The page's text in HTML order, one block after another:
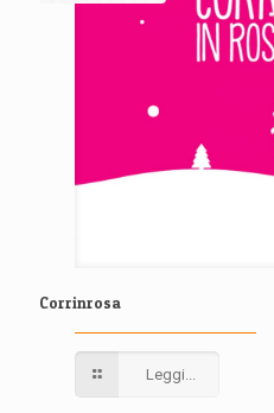
Corrinrosa
Leggi...